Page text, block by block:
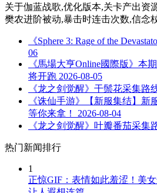
关于伽蓝战歌,优化版本,关卡产出资
樊农进阶被动,暴击时连击次数,信念
《Sphere 3: Rage of the
06
《馬場大亨Online國際版》本
将开跑 2026-08-05
《龙之剑觉醒》干鬃花采集路
《诛仙手游》【新服集结】新
等你来拿！
2026-08-04
《龙之剑觉醒》叶瓣番茄采集
热门新闻排行
1
正惊GIF：表情如此羞涩！美